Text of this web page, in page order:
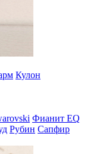
Кулон
Фианит EQ
Рубин Сапфир